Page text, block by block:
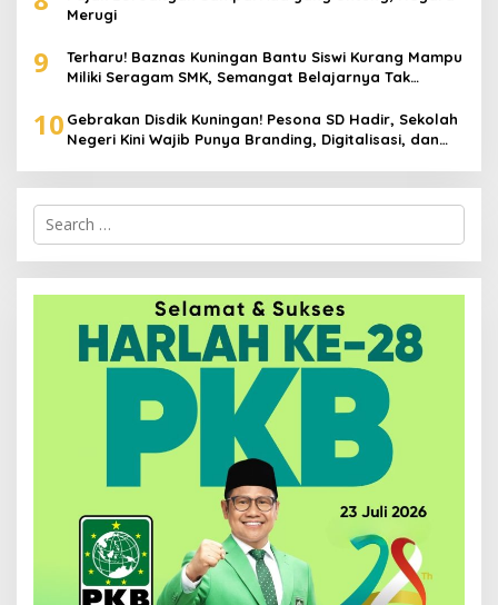
Merugi
9
Terharu! Baznas Kuningan Bantu Siswi Kurang Mampu
Miliki Seragam SMK, Semangat Belajarnya Tak
10 Gebrakan Disdik Kuningan! Pesona SD Hadir, Sekolah
Negeri Kini Wajib Punya Branding, Digitalisasi, dan
Search
for: